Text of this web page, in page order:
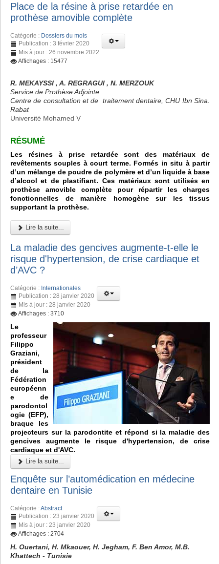
Place de la résine à prise retardée en
prothèse amovible complète
Catégorie : Dossiers du mois
Publication : 3 février 2020
Mis à jour : 26 novembre 2022
Affichages : 15477
R. MEKAYSSI , A. REGRAGUI , N. MERZOUK
Service de Prothèse Adjointe
Centre de consultation et de traitement dentaire, CHU Ibn Sina.
Rabat
Université Mohamed V
RÉSUMÉ
Les résines à prise retardée sont des matériaux de
revêtements souples à court terme. Formés in situ à partir
d’un mélange de poudre de polymère et d’un liquide à base
d’alcool et de plastifiant. Ces matériaux sont utilisés en
prothèse amovible complète pour répartir les charges
fonctionnelles de manière homogène sur les tissus
supportant la prothèse.
Lire la suite...
La maladie des gencives augmente-t-elle le
risque d'hypertension, de crise cardiaque et
d’AVC ?
Catégorie : Internationales
Publication : 28 janvier 2020
Mis à jour : 28 janvier 2020
Affichages : 3710
Le
professeur
Filippo
Graziani,
président
de la
Fédération
européenn
e de
parodontol
ogie (EFP),
braque les
projecteurs sur la parodontite et répond si la maladie des
gencives augmente le risque d'hypertension, de crise
cardiaque et d'AVC.
Lire la suite...
Enquête sur l’automédication en médecine
dentaire en Tunisie
Catégorie :Abstract
Publication : 23 janvier 2020
Mis à jour : 23 janvier 2020
Affichages : 2704
H. Ouertani, H. Mkaouer, H. Jegham, F. Ben Amor, M.B.
Khattech - Tunisie